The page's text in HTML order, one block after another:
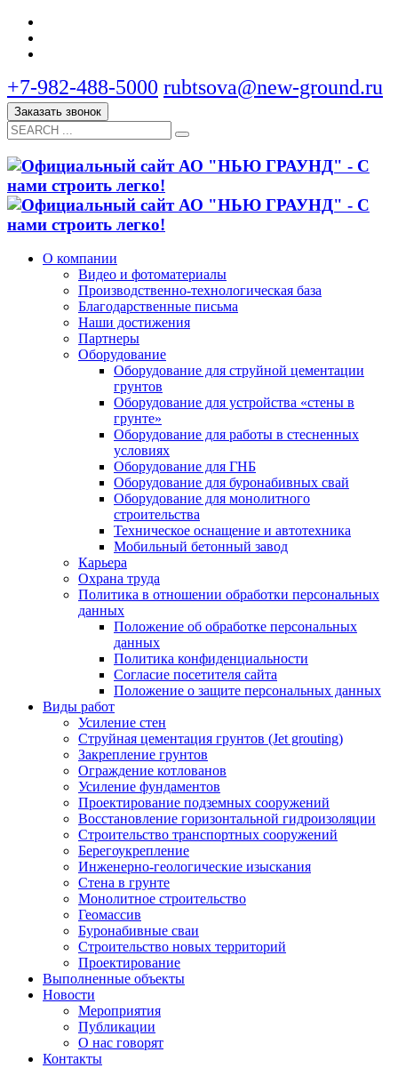
+7-982-488-5000 rubtsova@new-ground.ru
Заказать звонок
О компании
Видео и фотоматериалы
Производственно-технологическая база
Благодарственные письма
Наши достижения
Партнеры
Оборудование
Оборудование для струйной цементации
грунтов
Оборудование для устройства «стены в
грунте»
Оборудование для работы в стесненных
условиях
Оборудование для ГНБ
Оборудование для буронабивных свай
Оборудование для монолитного
строительства
Техническое оснащение и автотехника
Мобильный бетонный завод
Карьера
Охрана труда
Политика в отношении обработки персональных
данных
Положение об обработке персональных
данных
Политика конфиденциальности
Согласие посетителя сайта
Положение о защите персональных данных
Виды работ
Усиление стен
Струйная цементация грунтов (Jet grouting)
Закрепление грунтов
Ограждение котлованов
Усиление фундаментов
Проектирование подземных сооружений
Восстановление горизонтальной гидроизоляции
Строительство транспортных сооружений
Берегоукрепление
Инженерно-геологические изыскания
Стена в грунте
Монолитное строительство
Геомассив
Буронабивные сваи
Строительство новых территорий
Проектирование
Выполненные объекты
Новости
Мероприятия
Публикации
О нас говорят
Контакты